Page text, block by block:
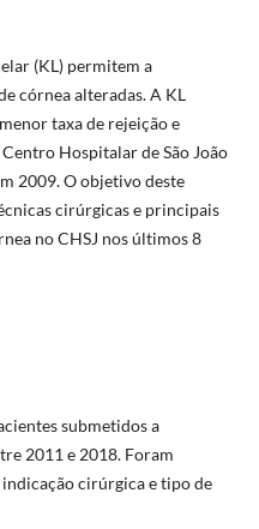
(KL) permitem a
córnea alteradas. A KL
taxa de rejeição e
Hospitalar de São João
2009. O objetivo deste
cirúrgicas e principais
no CHSJ nos últimos 8
submetidos a
2011 e 2018. Foram
cirúrgica e tipo de